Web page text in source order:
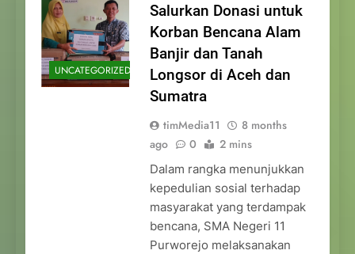
UNCATEGORIZED
Salurkan Donasi untuk
Korban Bencana Alam
Banjir dan Tanah
Longsor di Aceh dan
Sumatra
timMedia11
8 months
ago
0 2 mins
Dalam rangka menunjukkan
kepedulian sosial terhadap
masyarakat yang terdampak
bencana, SMA Negeri 11
Purworejo melaksanakan